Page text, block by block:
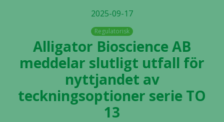
2025-09-17
Regulatorisk
Alligator Bioscience AB
meddelar slutligt utfall för
nyttjandet av
teckningsoptioner serie TO
13